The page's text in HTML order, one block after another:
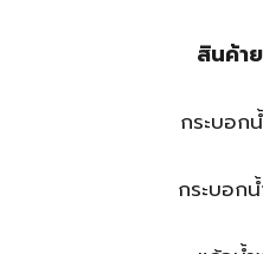
สินค้า
กระบอก
กระบอก